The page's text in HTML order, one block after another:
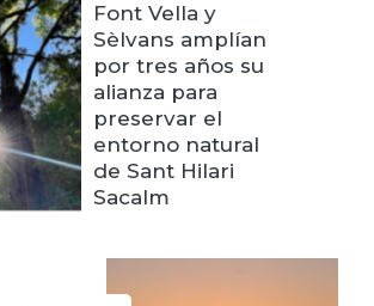
Font Vella y
Sèlvans amplían
por tres años su
alianza para
preservar el
entorno natural
de Sant Hilari
Sacalm